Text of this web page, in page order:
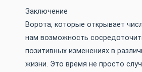
Заключение
Ворота, которые открывает
нам возможность
позитивных изменениях в
жизни. Это время не просто